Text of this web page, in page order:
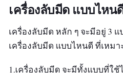
เครื่องลับมีด แบบไหน
เครื่องลับมีด หลัก ๆ จะมีอยู่ 3
เครื่องลับมีด แบบไหนดี ที่เหมา
1.เครื่องลับมีด จะมีทั้งแบบที่ใ